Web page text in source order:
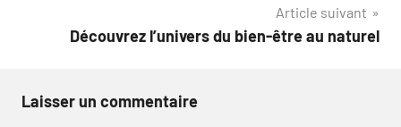
Article suivant
Découvrez l’univers du bien-être au naturel
Laisser un commentaire